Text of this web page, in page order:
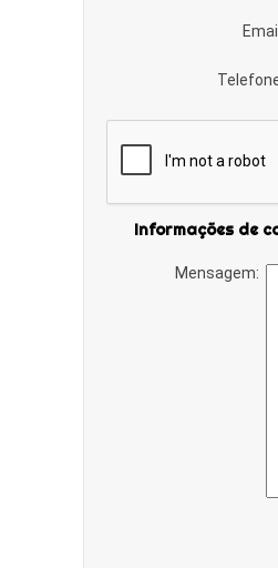
Informações de
Mensagem: